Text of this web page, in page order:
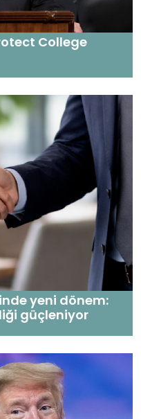
College
yeni dönem:
güçleniyor